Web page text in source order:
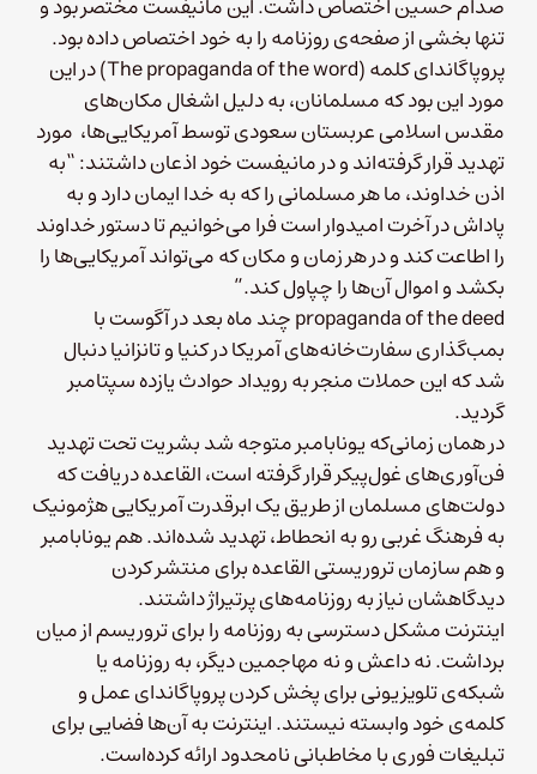
تنها بخشی از صفحه‌ی روزنامه را به خود اختصاص داده بود.
پروپاگاندای کلمه‌ (The propaganda of the word) در این
مورد این بود که مسلمانان، به دلیل اشغال مکان‌های
مقدس اسلامی عربستان سعودی توسط آمریکایی‌ها، مورد
تهدید قرار گرفته‌اند و در مانیفست خود اذعان داشتند: “به
اذن خداوند، ما هر مسلمانی را که به خدا ایمان دارد و به
پاداش در آخرت امیدوار است فرا می‌خوانیم تا دستور خداوند
را اطاعت کند و در هر زمان و مکان که می‌تواند آمریکایی‌ها را
بکشد و اموال آن‌ها را چپاول کند.”
propaganda of the deed چند ماه بعد در آگوست با
بمب‌گذاری سفارت‌خانه‌‌های آمریکا در کنیا و تانزانیا دنبال
شد که این حملات منجر به رویداد حوادث یازده سپتامبر
گردید.
در همان زمانی‌که یونابامبر متوجه شد بشریت تحت تهدید
فن‌آوری‌های غول‌پیکر قرار گرفته است، القاعده دریافت که
دولت‌های مسلمان از طریق یک ابرقدرت آمریکایی هژمونیک
به فرهنگ غربی رو به انحطاط، تهدید شده‌اند. هم یونابامبر
و هم سازمان‌ تروریستی القاعده برای منتشر کردن
دیدگاهشان نیاز به روزنامه‌های پرتیراژ داشتند.
اینترنت مشکل دسترسی به روزنامه‌ را برای تروریسم از میان
برداشت. نه داعش و نه مهاجمین دیگر، به روزنامه یا
شبکه‌ی تلویزیونی برای پخش کردن پروپاگاندای عمل و
کلمه‌ی خود وابسته نیستند. اینترنت به آن‌ها فضایی برای
تبلیغات فوری با مخاطبانی نامحدود ارائه کرده‌است.